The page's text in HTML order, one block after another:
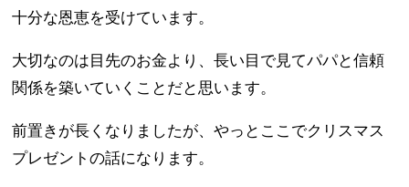
十分な恩恵を受けています。
大切なのは目先のお金より、長い目で見てパパと信頼
関係を築いていくことだと思います。
前置きが長くなりましたが、やっとここでクリスマス
プレゼントの話になります。